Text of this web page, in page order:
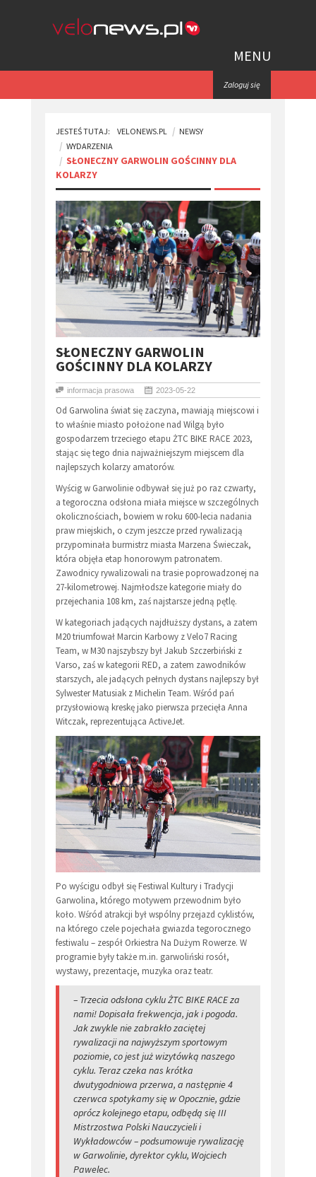
MENU
Zaloguj się
JESTEŚ TUTAJ: VELONEWS.PL
NEWSY
WYDARZENIA
​SŁONECZNY GARWOLIN GOŚCINNY DLA
KOLARZY
​SŁONECZNY GARWOLIN
GOŚCINNY DLA KOLARZY
informacja prasowa 2023-05-22
Od Garwolina świat się zaczyna, mawiają miejscowi i
to właśnie miasto położone nad Wilgą było
gospodarzem trzeciego etapu ŻTC BIKE RACE 2023,
stając się tego dnia najważniejszym miejscem dla
najlepszych kolarzy amatorów.
Wyścig w Garwolinie odbywał się już po raz czwarty,
a tegoroczna odsłona miała miejsce w szczególnych
okolicznościach, bowiem w roku 600-lecia nadania
praw miejskich, o czym jeszcze przed rywalizacją
przypominała burmistrz miasta Marzena Świeczak,
która objęła etap honorowym patronatem.
Zawodnicy rywalizowali na trasie poprowadzonej na
27-kilometrowej. Najmłodsze kategorie miały do
przejechania 108 km, zaś najstarsze jedną pętlę.
W kategoriach jadących najdłuższy dystans, a zatem
M20 triumfował Marcin Karbowy z Velo7 Racing
Team, w M30 najszybszy był Jakub Szczerbiński z
Varso, zaś w kategorii RED, a zatem zawodników
starszych, ale jadących pełnych dystans najlepszy był
Sylwester Matusiak z Michelin Team. Wśród pań
przysłowiową kreskę jako pierwsza przecięła Anna
Witczak, reprezentująca ActiveJet.
Po wyścigu odbył się Festiwal Kultury i Tradycji
Garwolina, którego motywem przewodnim było
koło. Wśród atrakcji był wspólny przejazd cyklistów,
na którego czele pojechała gwiazda tegorocznego
festiwalu – zespół Orkiestra Na Dużym Rowerze. W
programie były także m.in. garwoliński rosół,
wystawy, prezentacje, muzyka oraz teatr.
– Trzecia odsłona cyklu ŻTC BIKE RACE za
nami! Dopisała frekwencja, jak i pogoda.
Jak zwykle nie zabrakło zaciętej
rywalizacji na najwyższym sportowym
poziomie, co jest już wizytówką naszego
cyklu. Teraz czeka nas krótka
dwutygodniowa przerwa, a następnie 4
czerwca spotykamy się w Opocznie, gdzie
oprócz kolejnego etapu, odbędą się III
Mistrzostwa Polski Nauczycieli i
Wykładowców – podsumowuje rywalizację
w Garwolinie, dyrektor cyklu, Wojciech
Pawelec.